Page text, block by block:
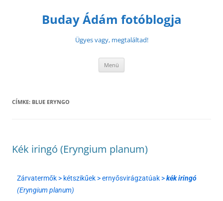
Buday Ádám fotóblogja
Ügyes vagy, megtaláltad!
Menü
CÍMKE: BLUE ERYNGO
Kék iringó (Eryngium planum)
Zárvatermők > kétszikűek > ernyősvirágzatúak >kék iringó
(Eryngium planum)